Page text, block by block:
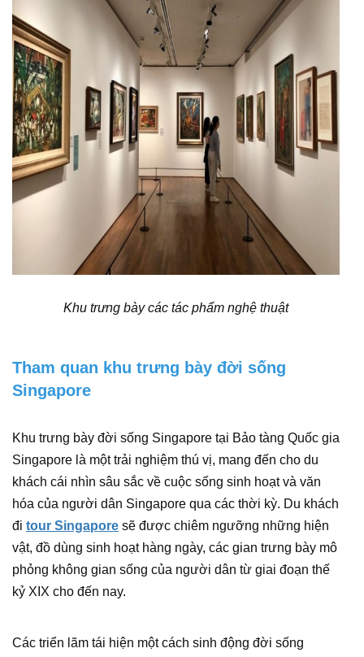
Khu trưng bày các tác phẩm nghệ thuật
Tham quan khu trưng bày đời sống
Singapore
Khu trưng bày đời sống Singapore tại Bảo tàng Quốc gia
Singapore là một trải nghiệm thú vị, mang đến cho du
khách cái nhìn sâu sắc về cuộc sống sinh hoạt và văn
hóa của người dân Singapore qua các thời kỳ. Du khách
đi tour Singapore sẽ được chiêm ngưỡng những hiện
vật, đồ dùng sinh hoạt hàng ngày, các gian trưng bày mô
phỏng không gian sống của người dân từ giai đoạn thế
kỷ XIX cho đến nay.
Các triển lãm tái hiện một cách sinh động đời sống